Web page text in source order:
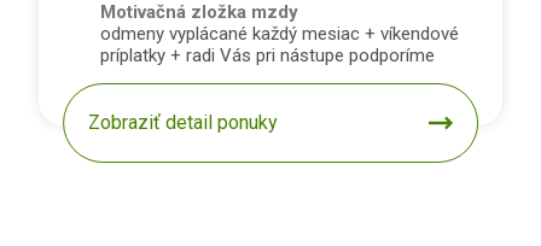
Motivačná zložka mzdy
odmeny vyplácané každý mesiac + víkendové
príplatky + radi Vás pri nástupe podporíme
Zobraziť detail ponuky